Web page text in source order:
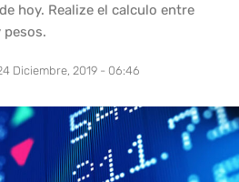
hoy. Realize el calculo entre
pesos.
Diciembre, 2019 - 06:46